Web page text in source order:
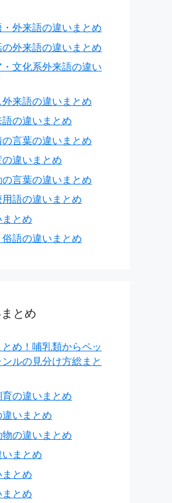
向のコミュニケーション）
べり）
容
話）
・外来語の違いまとめ
の外来語の違いまとめ
・文化系外来語の違い
外来語の違いまとめ
の違いまとめ
言葉の違いまとめ
違いまとめ
言葉の違いまとめ
語の違いまとめ
とめ
語の違いまとめ
とめ
め！哺乳類からペッ
ンルの見分け方総まと
の違いまとめ
いまとめ
の違いまとめ
まとめ
とめ
とめ